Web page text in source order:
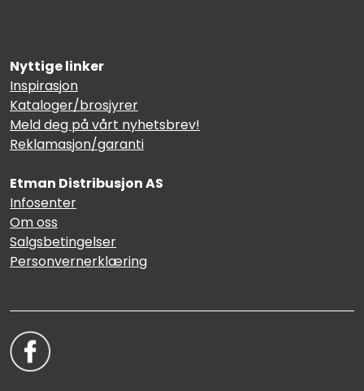
Nyttige linker
Inspirasjon
Kataloger/brosjyrer
Meld deg på vårt nyhetsbrev!
Reklamasjon/garanti
Etman Distribusjon AS
Infosenter
Om oss
Salgsbetingelser
Personvernerklæring